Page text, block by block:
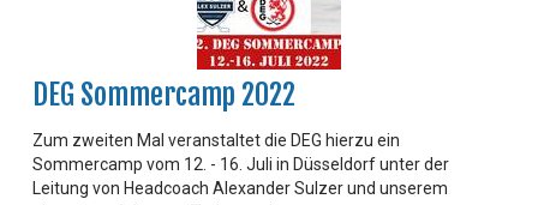
DEG Sommercamp 2022
Zum zweiten Mal veranstaltet die DEG hierzu ein
Sommercamp vom 12. - 16. Juli in Düsseldorf unter der
Leitung von Headcoach Alexander Sulzer und unserem